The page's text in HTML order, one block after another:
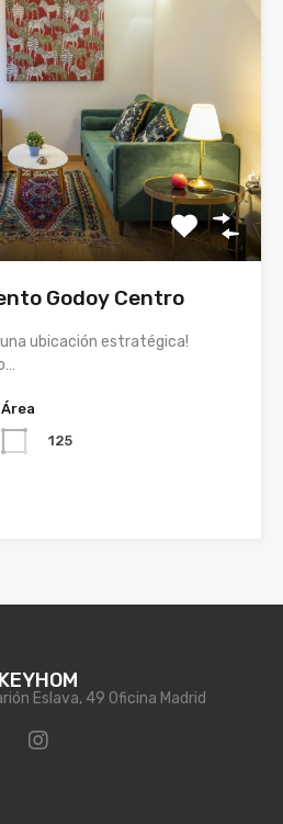
Godoy Centro
ubicación estratégica!
Área
125
KEYHOM
Eslava, 49 Oficina Madrid